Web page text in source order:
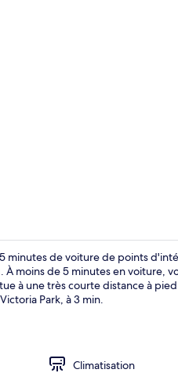
5 minutes de voiture de points
moins de 5 minutes en voiture,
à une très courte distance à
Park, à 3 min.
Climatisation